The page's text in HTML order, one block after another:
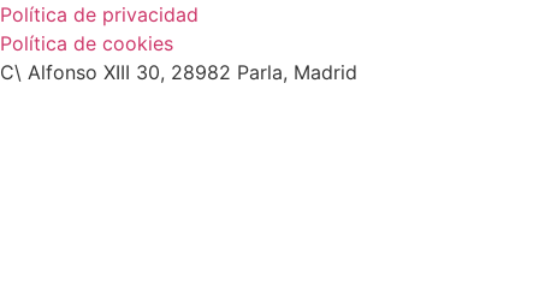
Política de privacidad
Política de cookies
C\ Alfonso XIII 30, 28982 Parla, Madrid